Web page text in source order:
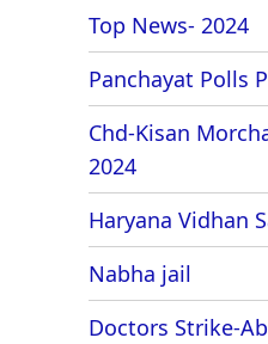
Top News- 2024
Panchayat Polls
Chd-Kisan
2024
Haryana Vidhan
Nabha jail
Doctors Strike-